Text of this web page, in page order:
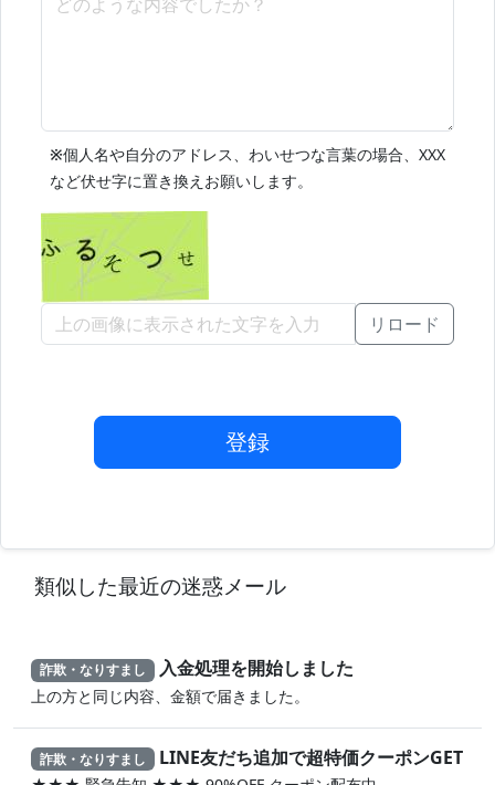
※個人名や自分のアドレス、わいせつな言葉の場合、XXX
など伏せ字に置き換えお願いします。
リロード
登録
類似した最近の迷惑メール
詐欺・なりすまし 入金処理を開始しました
上の方と同じ内容、金額で届きました。
詐欺・なりすまし LINE友だち追加で超特価クーポンGET